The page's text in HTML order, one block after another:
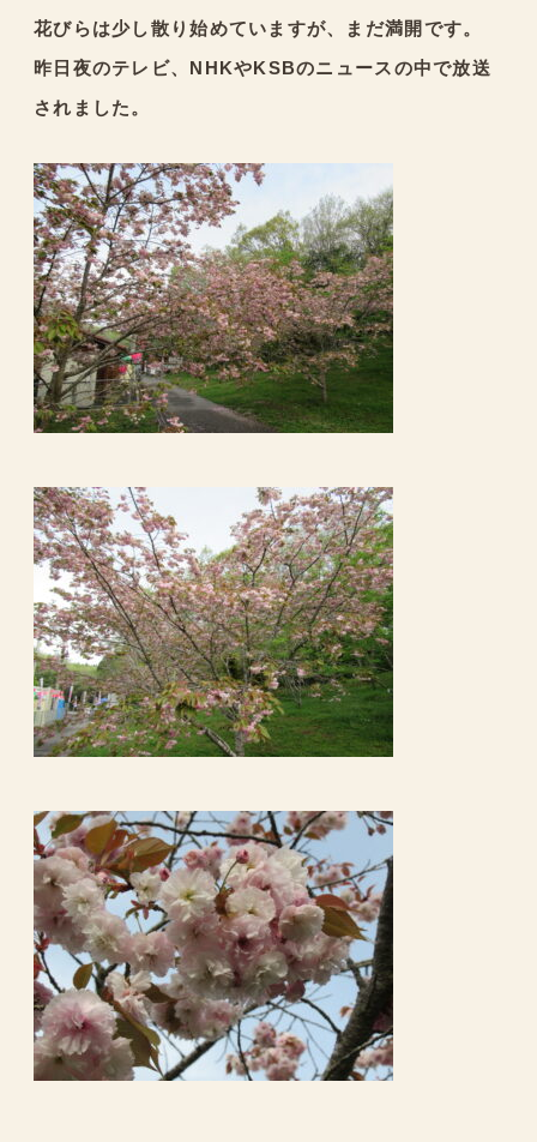
花びらは少し散り始めていますが、まだ満開です。
昨日夜のテレビ、NHKやKSBのニュースの中で放送
されました。